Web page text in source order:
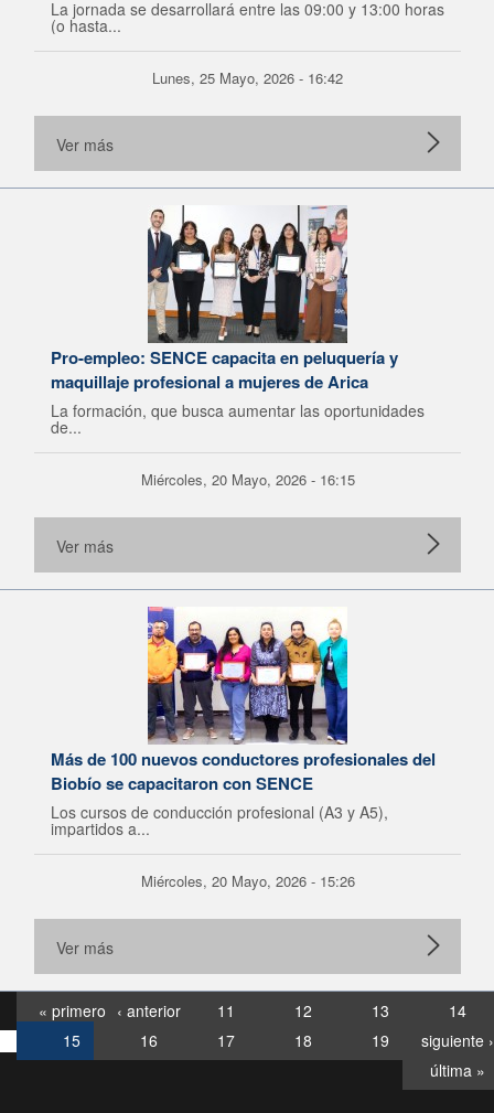
La jornada se desarrollará entre las 09:00 y 13:00 horas
(o hasta...
Lunes, 25 Mayo, 2026 - 16:42
Ver más
Pro-empleo: SENCE capacita en peluquería y
maquillaje profesional a mujeres de Arica
La formación, que busca aumentar las oportunidades
de...
Miércoles, 20 Mayo, 2026 - 16:15
Ver más
Más de 100 nuevos conductores profesionales del
Biobío se capacitaron con SENCE
Los cursos de conducción profesional (A3 y A5),
impartidos a...
Miércoles, 20 Mayo, 2026 - 15:26
Ver más
« primero ‹ anterior 11 12 13
14
15
16 17 18 19
siguiente ›
última »